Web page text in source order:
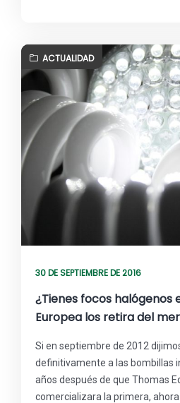
ACTUALIDAD
30 DE SEPTIEMBRE DE 2016
¿Tienes focos halógenos
Europea los retira del
Si en septiembre de 2012
definitivamente a las bombillas
años después de que Thomas
comercializara la primera,